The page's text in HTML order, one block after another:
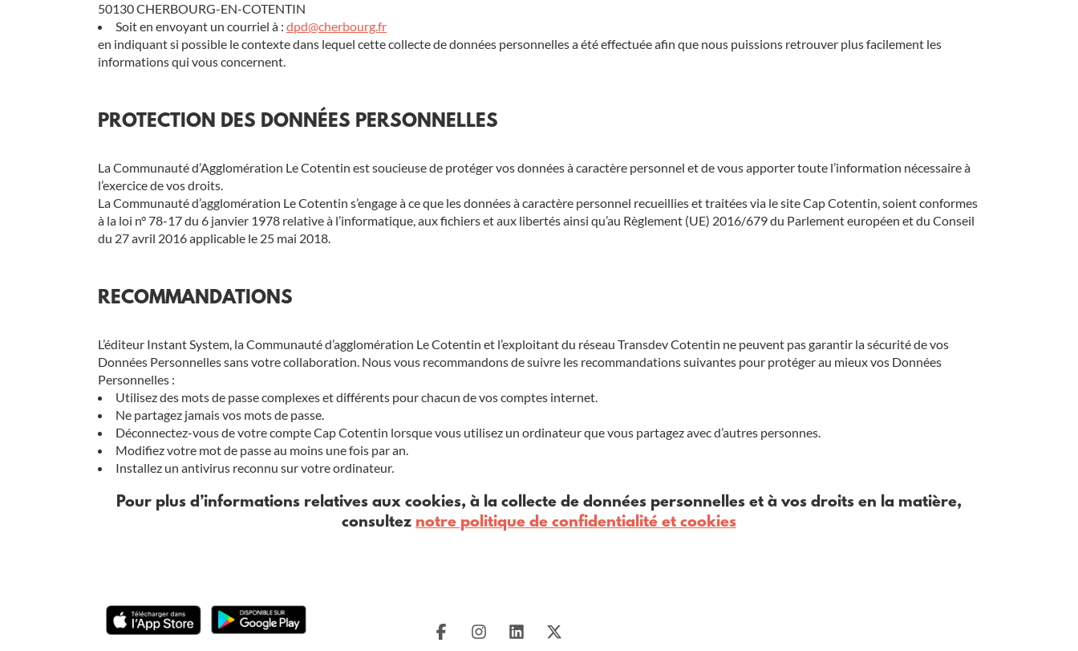
50130 CHERBOURG-EN-COTENTIN
Soit en envoyant un courriel à : dpd@cherbourg.fr
en indiquant si possible le contexte dans lequel cette collecte de données personnelles a été effectuée afin que nous puissions retrouver plus facilement les
informations qui vous concernent.
PROTECTION DES DONNÉES PERSONNELLES
La Communauté d’Agglomération Le Cotentin est soucieuse de protéger vos données à caractère personnel et de vous apporter toute l’information nécessaire à
l’exercice de vos droits.
La Communauté d’agglomération Le Cotentin s’engage à ce que les données à caractère personnel recueillies et traitées via le site Cap Cotentin, soient conformes
à la loi n° 78-17 du 6 janvier 1978 relative à l’informatique, aux fichiers et aux libertés ainsi qu’au Règlement (UE) 2016/679 du Parlement européen et du Conseil
du 27 avril 2016 applicable le 25 mai 2018.
RECOMMANDATIONS
L’éditeur Instant System, la Communauté d’agglomération Le Cotentin et l’exploitant du réseau Transdev Cotentin ne peuvent pas garantir la sécurité de vos
Données Personnelles sans votre collaboration. Nous vous recommandons de suivre les recommandations suivantes pour protéger au mieux vos Données
Personnelles :
Utilisez des mots de passe complexes et différents pour chacun de vos comptes internet.
Ne partagez jamais vos mots de passe.
Déconnectez-vous de votre compte Cap Cotentin lorsque vous utilisez un ordinateur que vous partagez avec d’autres personnes.
Modifiez votre mot de passe au moins une fois par an.
Installez un antivirus reconnu sur votre ordinateur.
Pour plus d’informations relatives aux cookies, à la collecte de données personnelles et à vos droits en la matière,
consultez notre politique de confidentialité et cookies